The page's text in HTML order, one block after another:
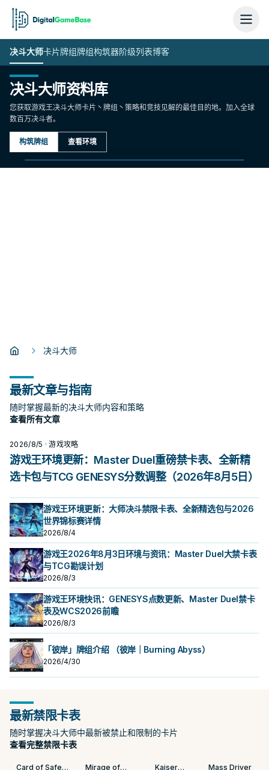
决斗大师卡片牌组牌组构筑器阶级列表博客
决斗大师资料库
您获取游戏王决斗大师卡片丶牌组丶策略和竞技见解的最佳目的地。加入全球
数百万决斗者。
构筑牌组 查看环境
决斗大师
最新文章与指南
随时掌握最新的决斗大师内容和策略
查看所有文章
2026/8/5 · 游戏攻略
游戏王环境更新：Master Duel重磅禁卡表、全新精
选卡包与TCG GENESYS分数调整（2026年8月5日）
游戏王环境更新：大师决斗禁限卡表、全新精选包与2026
世界锦标赛详情
2026/8/4
游戏王2026年8月3日环境与资讯：Master Duel大禁卡表
与TCG勘误计划
2026/8/3
游戏王环境快讯：GENESYS点数更新、Master Duel禁卡
表及WCS2026前瞻
2026/8/3
「彼岸」牌组介绍 （彼岸｜Burning Abyss）
2026/4/30
最新禁限卡表
随时掌握决斗大师中最新被禁止和限制的卡片
查看完整禁限卡表
Card of Safe
Mirage of
Kaiser
Mass Driver